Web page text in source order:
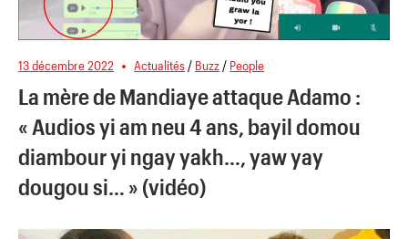
13 décembre 2022 Actualités / Buzz / People
La mère de Mandiaye attaque Adamo :
« Audios yi am neu 4 ans, bayil domou
diambour yi ngay yakh…, yaw yay
dougou si… » (vidéo)